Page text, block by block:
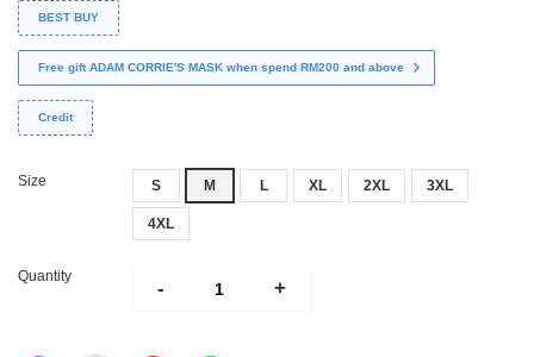
BEST BUY
Free gift ADAM CORRIE'S MASK when spend RM200 and above
Credit
Size S M L XL 2XL 3XL
4XL
Quantity
- +